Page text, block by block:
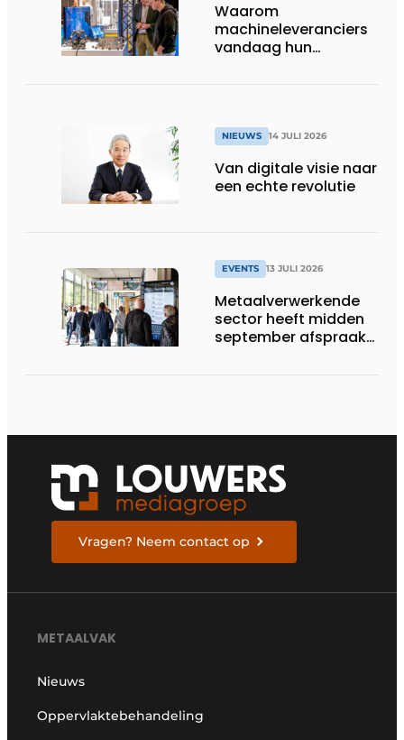
Waarom
machineleveranciers
vandaag hun
NIEUWS 14 JULI 2026
Van digitale visie naar
een echte revolutie
EVENTS 13 JULI 2026
Metaalverwerkende
sector heeft midden
september afspraak
Vragen? Neem contact op
METAALVAK
Nieuws
Oppervlaktebehandeling